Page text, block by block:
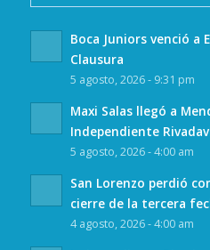
Boca Juniors venció a
Clausura
5 agosto, 2026 - 9:31 pm
Maxi Salas llegó a
Independiente
5 agosto, 2026 - 4:00 am
San Lorenzo perdió
cierre de la tercera
4 agosto, 2026 - 4:00 am